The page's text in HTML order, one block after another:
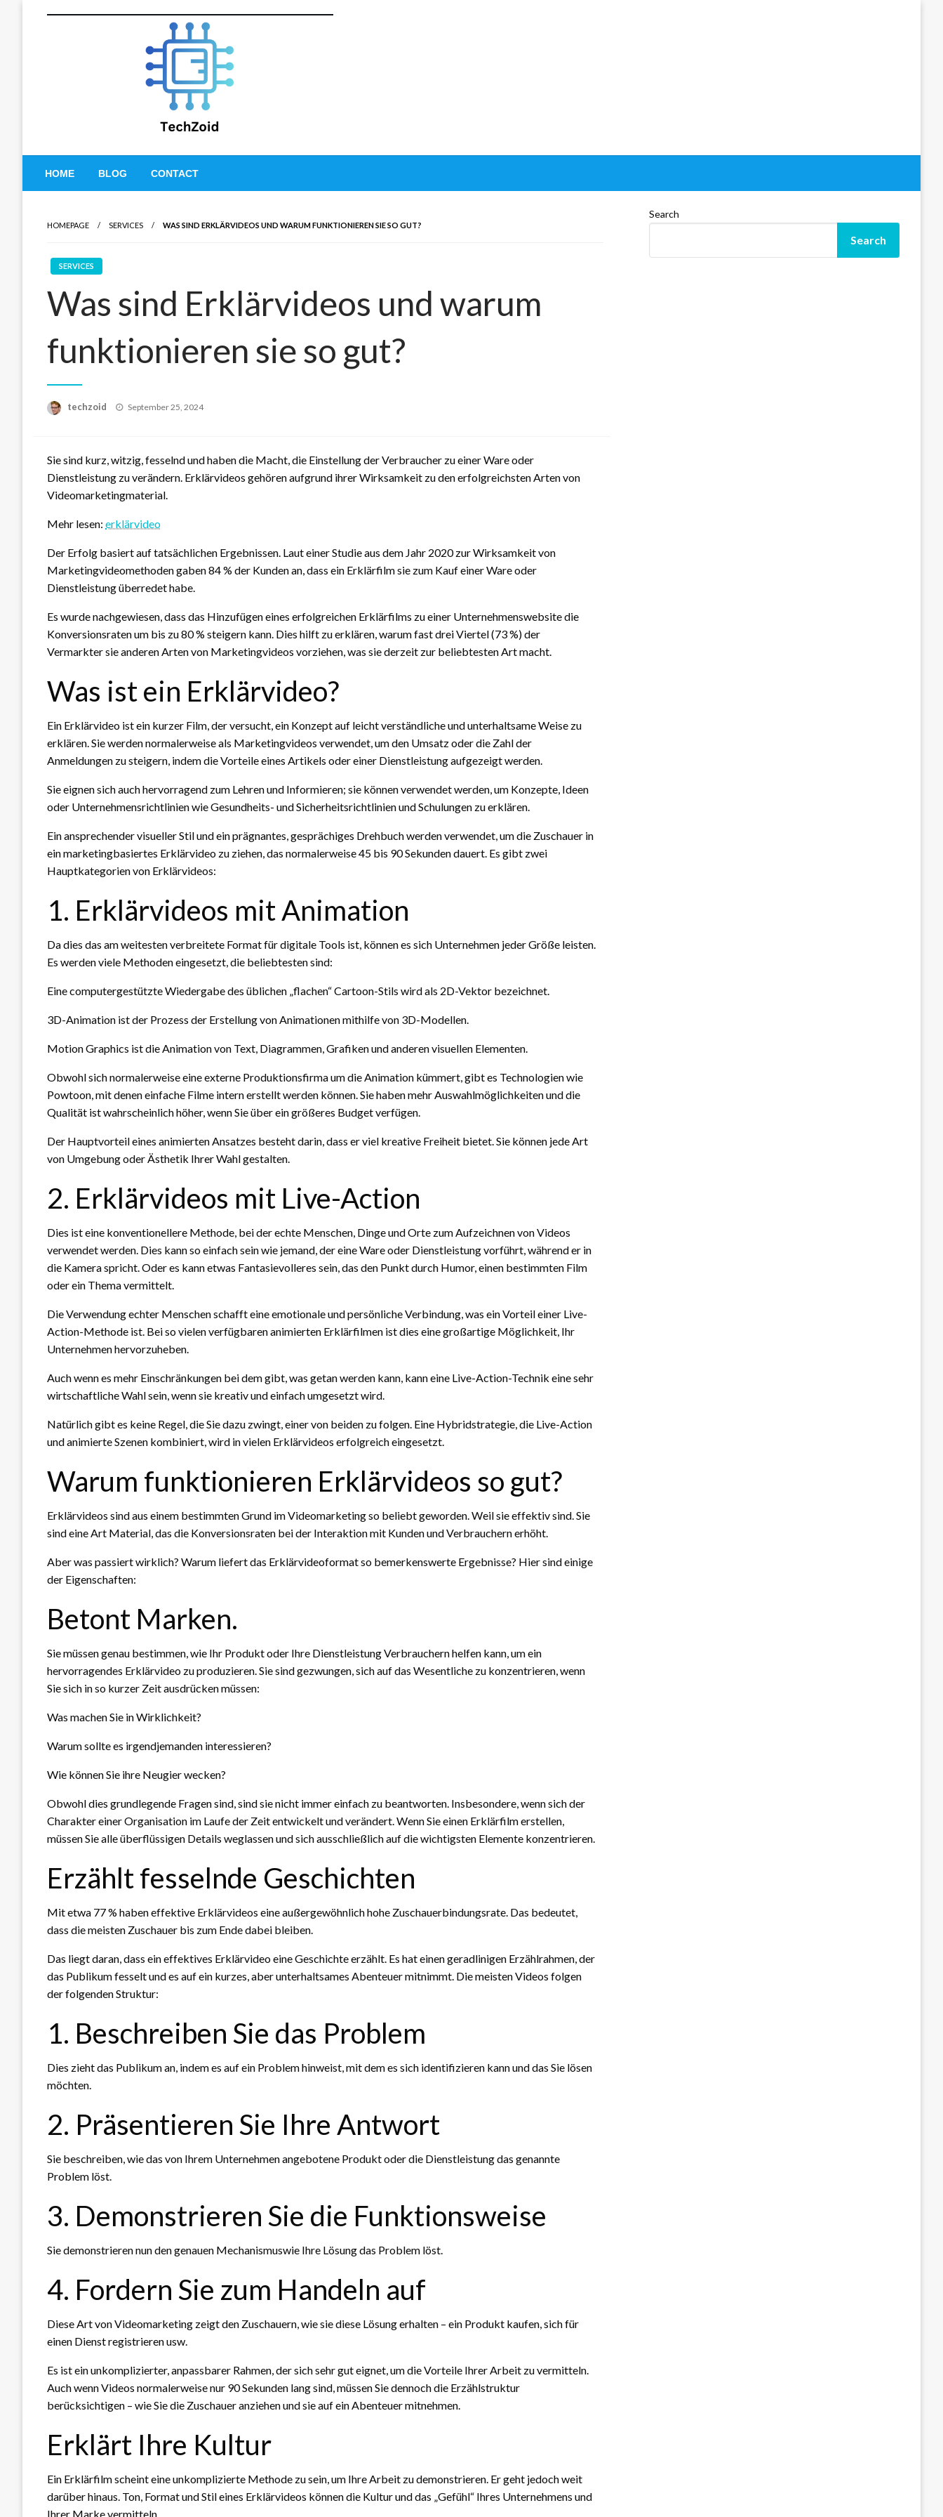
Tech Zoid
HOME BLOG CONTACT
HOMEPAGE SERVICES WAS SIND ERKLÄRVIDEOS UND WARUM FUNKTIONIEREN SIE SO GUT?
SERVICES
Was sind Erklärvideos und warum
funktionieren sie so gut?
techzoid
Posted
September 25, 2024
Sie sind kurz, witzig, fesselnd und haben die Macht, die Einstellung der Verbraucher zu einer Ware oder
Dienstleistung zu verändern. Erklärvideos gehören aufgrund ihrer Wirksamkeit zu den erfolgreichsten Arten von
Videomarketingmaterial.
Mehr lesen: erklärvideo
Der Erfolg basiert auf tatsächlichen Ergebnissen. Laut einer Studie aus dem Jahr 2020 zur Wirksamkeit von
Marketingvideomethoden gaben 84 % der Kunden an, dass ein Erklärfilm sie zum Kauf einer Ware oder
Dienstleistung überredet habe.
Es wurde nachgewiesen, dass das Hinzufügen eines erfolgreichen Erklärfilms zu einer Unternehmenswebsite die
Konversionsraten um bis zu 80 % steigern kann. Dies hilft zu erklären, warum fast drei Viertel (73 %) der
Vermarkter sie anderen Arten von Marketingvideos vorziehen, was sie derzeit zur beliebtesten Art macht.
Was ist ein Erklärvideo?
Ein Erklärvideo ist ein kurzer Film, der versucht, ein Konzept auf leicht verständliche und unterhaltsame Weise zu
erklären. Sie werden normalerweise als Marketingvideos verwendet, um den Umsatz oder die Zahl der
Anmeldungen zu steigern, indem die Vorteile eines Artikels oder einer Dienstleistung aufgezeigt werden.
Sie eignen sich auch hervorragend zum Lehren und Informieren; sie können verwendet werden, um Konzepte, Ideen
oder Unternehmensrichtlinien wie Gesundheits- und Sicherheitsrichtlinien und Schulungen zu erklären.
Ein ansprechender visueller Stil und ein prägnantes, gesprächiges Drehbuch werden verwendet, um die Zuschauer in
ein marketingbasiertes Erklärvideo zu ziehen, das normalerweise 45 bis 90 Sekunden dauert. Es gibt zwei
Hauptkategorien von Erklärvideos:
1. Erklärvideos mit Animation
Da dies das am weitesten verbreitete Format für digitale Tools ist, können es sich Unternehmen jeder Größe leisten.
Es werden viele Methoden eingesetzt, die beliebtesten sind:
Eine computergestützte Wiedergabe des üblichen „flachen“ Cartoon-Stils wird als 2D-Vektor bezeichnet.
3D-Animation ist der Prozess der Erstellung von Animationen mithilfe von 3D-Modellen.
Motion Graphics ist die Animation von Text, Diagrammen, Grafiken und anderen visuellen Elementen.
Obwohl sich normalerweise eine externe Produktionsfirma um die Animation kümmert, gibt es Technologien wie
Powtoon, mit denen einfache Filme intern erstellt werden können. Sie haben mehr Auswahlmöglichkeiten und die
Qualität ist wahrscheinlich höher, wenn Sie über ein größeres Budget verfügen.
Der Hauptvorteil eines animierten Ansatzes besteht darin, dass er viel kreative Freiheit bietet. Sie können jede Art
von Umgebung oder Ästhetik Ihrer Wahl gestalten.
2. Erklärvideos mit Live-Action
Dies ist eine konventionellere Methode, bei der echte Menschen, Dinge und Orte zum Aufzeichnen von Videos
verwendet werden. Dies kann so einfach sein wie jemand, der eine Ware oder Dienstleistung vorführt, während er in
die Kamera spricht. Oder es kann etwas Fantasievolleres sein, das den Punkt durch Humor, einen bestimmten Film
oder ein Thema vermittelt.
Die Verwendung echter Menschen schafft eine emotionale und persönliche Verbindung, was ein Vorteil einer Live-
Action-Methode ist. Bei so vielen verfügbaren animierten Erklärfilmen ist dies eine großartige Möglichkeit, Ihr
Unternehmen hervorzuheben.
Auch wenn es mehr Einschränkungen bei dem gibt, was getan werden kann, kann eine Live-Action-Technik eine sehr
wirtschaftliche Wahl sein, wenn sie kreativ und einfach umgesetzt wird.
Natürlich gibt es keine Regel, die Sie dazu zwingt, einer von beiden zu folgen. Eine Hybridstrategie, die Live-Action
und animierte Szenen kombiniert, wird in vielen Erklärvideos erfolgreich eingesetzt.
Warum funktionieren Erklärvideos so gut?
Erklärvideos sind aus einem bestimmten Grund im Videomarketing so beliebt geworden. Weil sie effektiv sind. Sie
sind eine Art Material, das die Konversionsraten bei der Interaktion mit Kunden und Verbrauchern erhöht.
Aber was passiert wirklich? Warum liefert das Erklärvideoformat so bemerkenswerte Ergebnisse? Hier sind einige
der Eigenschaften:
Betont Marken.
Sie müssen genau bestimmen, wie Ihr Produkt oder Ihre Dienstleistung Verbrauchern helfen kann, um ein
hervorragendes Erklärvideo zu produzieren. Sie sind gezwungen, sich auf das Wesentliche zu konzentrieren, wenn
Sie sich in so kurzer Zeit ausdrücken müssen:
Was machen Sie in Wirklichkeit?
Warum sollte es irgendjemanden interessieren?
Wie können Sie ihre Neugier wecken?
Obwohl dies grundlegende Fragen sind, sind sie nicht immer einfach zu beantworten. Insbesondere, wenn sich der
Charakter einer Organisation im Laufe der Zeit entwickelt und verändert. Wenn Sie einen Erklärfilm erstellen,
müssen Sie alle überflüssigen Details weglassen und sich ausschließlich auf die wichtigsten Elemente konzentrieren.
Erzählt fesselnde Geschichten
Mit etwa 77 % haben effektive Erklärvideos eine außergewöhnlich hohe Zuschauerbindungsrate. Das bedeutet,
dass die meisten Zuschauer bis zum Ende dabei bleiben.
Das liegt daran, dass ein effektives Erklärvideo eine Geschichte erzählt. Es hat einen geradlinigen Erzählrahmen, der
das Publikum fesselt und es auf ein kurzes, aber unterhaltsames Abenteuer mitnimmt. Die meisten Videos folgen
der folgenden Struktur:
1. Beschreiben Sie das Problem
Dies zieht das Publikum an, indem es auf ein Problem hinweist, mit dem es sich identifizieren kann und das Sie lösen
möchten.
2. Präsentieren Sie Ihre Antwort
Sie beschreiben, wie das von Ihrem Unternehmen angebotene Produkt oder die Dienstleistung das genannte
Problem löst.
3. Demonstrieren Sie die Funktionsweise
Sie demonstrieren nun den genauen Mechanismuswie Ihre Lösung das Problem löst.
4. Fordern Sie zum Handeln auf
Diese Art von Videomarketing zeigt den Zuschauern, wie sie diese Lösung erhalten – ein Produkt kaufen, sich für
einen Dienst registrieren usw.
Es ist ein unkomplizierter, anpassbarer Rahmen, der sich sehr gut eignet, um die Vorteile Ihrer Arbeit zu vermitteln.
Auch wenn Videos normalerweise nur 90 Sekunden lang sind, müssen Sie dennoch die Erzählstruktur
berücksichtigen – wie Sie die Zuschauer anziehen und sie auf ein Abenteuer mitnehmen.
Erklärt Ihre Kultur
Ein Erklärfilm scheint eine unkomplizierte Methode zu sein, um Ihre Arbeit zu demonstrieren. Er geht jedoch weit
darüber hinaus. Ton, Format und Stil eines Erklärvideos können die Kultur und das „Gefühl“ Ihres Unternehmens und
Ihrer Marke vermitteln.
Search
Search